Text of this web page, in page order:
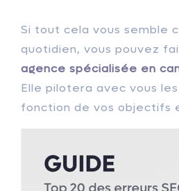
Si tout cela vous semble
quotidien, vous pouvez
agence spécialisée en
Elle pilotera avec vous
fonction de vos objectifs